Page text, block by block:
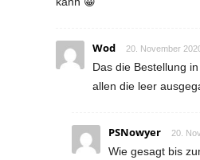
Wod 20. November
Das die Bestellung
allen die leer
PSNowyer 20.
Wie gesagt bis